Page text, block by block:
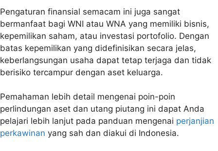
Pengaturan finansial semacam ini juga sangat
bermanfaat bagi WNI atau WNA yang memiliki bisnis,
kepemilikan saham, atau investasi portofolio. Dengan
batas kepemilikan yang didefinisikan secara jelas,
keberlangsungan usaha dapat tetap terjaga dan tidak
berisiko tercampur dengan aset keluarga.
Pemahaman lebih detail mengenai poin-poin
perlindungan aset dan utang piutang ini dapat Anda
pelajari lebih lanjut pada panduan mengenai perjanjian
perkawinan yang sah dan diakui di Indonesia.